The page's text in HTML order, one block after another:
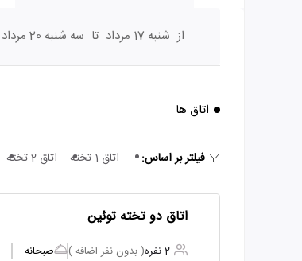
از شنبه 17 مرداد تا سه شنبه 20 مرداد
اتاق ها
فیلتر بر اساس: اتاق 1 تخته اتاق 2 تخته
اتاق دو تخته توئین
2 نفره ( بدون نفر اضافه ) صبحانه